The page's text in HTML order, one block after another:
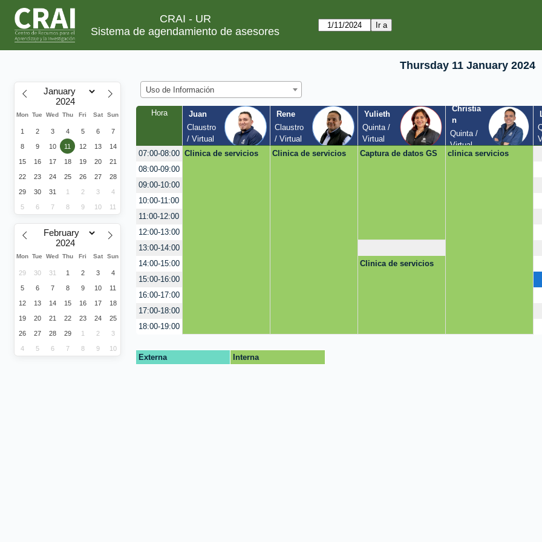
CRAI - UR
Sistema de agendamiento de asesores
Mon Tue Wed Thu Fri Sat Sun
1 2 3 4 5 6 7
8 9 10 11 12 13 14
15 16 17 18 19 20 21
22 23 24 25 26 27 28
29 30 31 1 2 3 4
5 6 7 8 9 10 11
Mon Tue Wed Thu Fri Sat Sun
29 30 31 1 2 3 4
5 6 7 8 9 10 11
12 13 14 15 16 17 18
19 20 21 22 23 24 25
26 27 28 29 1 2 3
4 5 6 7 8 9 10
Thursday 11 January 2024
Uso de Información
Hora
Juan
Claustro
/ Virtual
Rene
Claustro
/ Virtual
Yulieth
Quinta /
Virtual
Christia
n
Quinta /
Virtual
07:00-08:00 Clinica de servicios Clinica de servicios Captura de datos GS clinica servicios
08:00-09:00
09:00-10:00
10:00-11:00
11:00-12:00
12:00-13:00
13:00-14:00
14:00-15:00
Clinica de servicios
15:00-16:00
16:00-17:00
17:00-18:00
18:00-19:00
Externa Interna